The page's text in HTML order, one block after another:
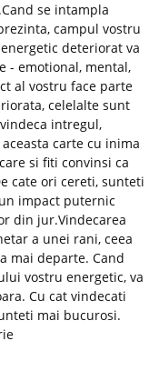
se intampla
campul vostru
deteriorat va
- emotional, mental,
al vostru face parte
celelalte sunt
intregul,
carte cu inima
si fiti convinsi ca
cate ori cereti, sunteti
impact puternic
din jur.Vindecarea
a unei rani, ceea
mai departe. Cand
vostru energetic, va
Cu cat vindecati
mai bucurosi.